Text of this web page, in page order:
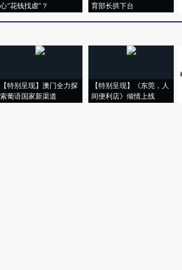
心“花钱找虐”？
育部长拱下台
【特别呈现】澳门全力探
索葡语国家新渠道
【特别呈现】《东莞，人
间便利店》倾情上线